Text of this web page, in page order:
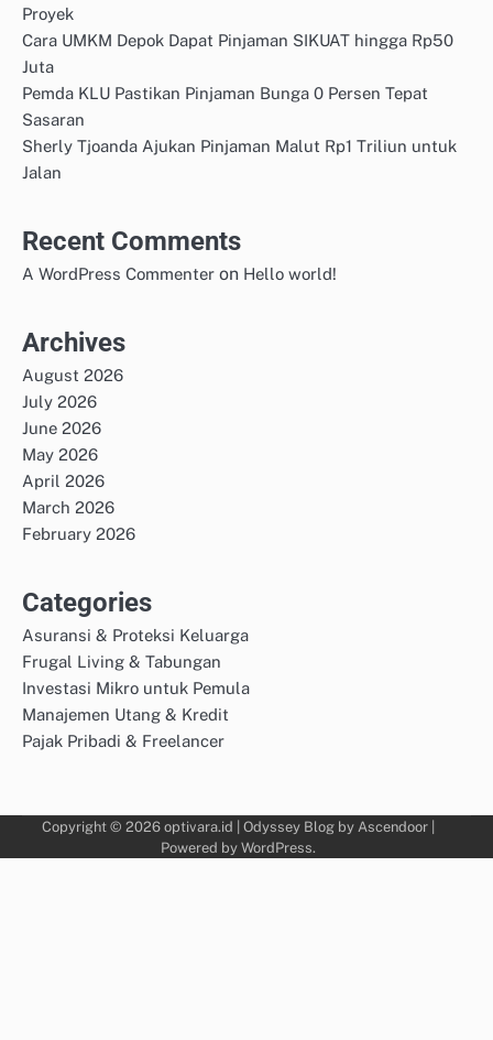
Proyek
Cara UMKM Depok Dapat Pinjaman SIKUAT hingga Rp50
Juta
Pemda KLU Pastikan Pinjaman Bunga 0 Persen Tepat
Sasaran
Sherly Tjoanda Ajukan Pinjaman Malut Rp1 Triliun untuk
Jalan
Recent Comments
A WordPress Commenter on Hello world!
Archives
August 2026
July 2026
June 2026
May 2026
April 2026
March 2026
February 2026
Categories
Asuransi & Proteksi Keluarga
Frugal Living & Tabungan
Investasi Mikro untuk Pemula
Manajemen Utang & Kredit
Pajak Pribadi & Freelancer
Copyright © 2026 optivara.id | Odyssey Blog by Ascendoor|
Powered by WordPress.